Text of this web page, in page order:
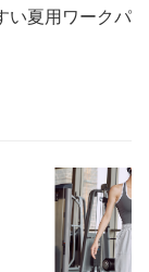
い夏用ワークパ